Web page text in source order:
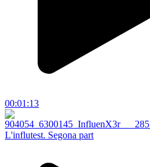
00:01:13
L'influtest. Segona part